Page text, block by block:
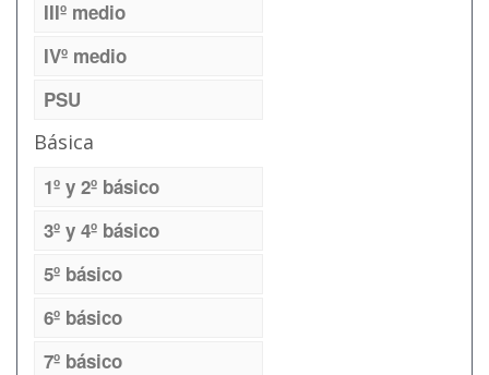
IIIº medio
IVº medio
PSU
Básica
1º y 2º básico
3º y 4º básico
5º básico
6º básico
7º básico